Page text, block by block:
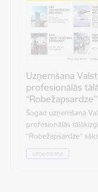
Uzņemšana
profesionālās
“Robežapsardze”
Šogad uzņemšana
profesionālās
“Robežapsardze”
uzņemšana